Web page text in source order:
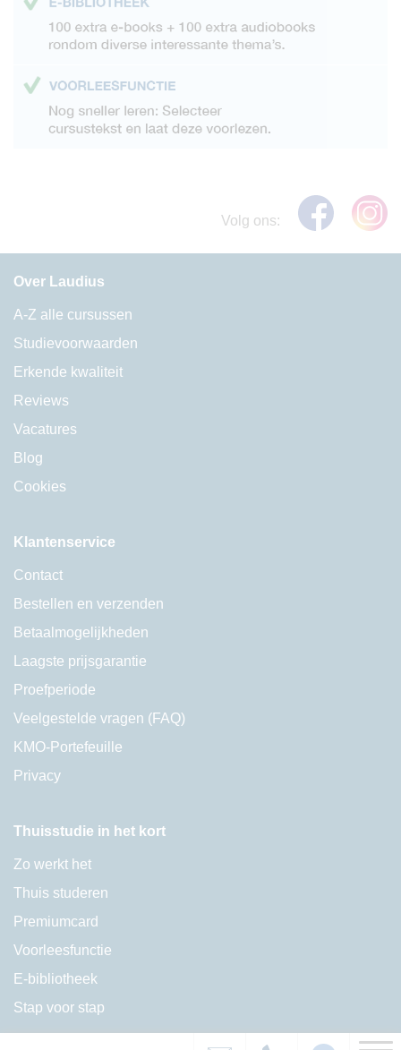
Volg ons:
Over Laudius
A-Z alle cursussen
Studievoorwaarden
Erkende kwaliteit
Reviews
Vacatures
Blog
Cookies
Klantenservice
Contact
Bestellen en verzenden
Betaalmogelijkheden
Laagste prijsgarantie
Proefperiode
Veelgestelde vragen (FAQ)
KMO-Portefeuille
Privacy
Thuisstudie in het kort
Zo werkt het
Thuis studeren
Premiumcard
Voorleesfunctie
E-bibliotheek
Stap voor stap